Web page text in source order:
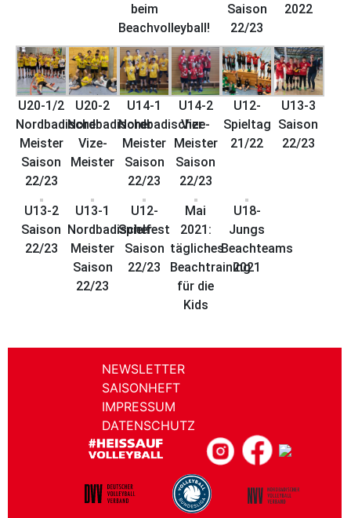
beim
Beachvolleyball!
Saison
22/23
2022
U20-1/2
Nordbadischer
Meister
Saison
22/23
U20-2
Nordbadischer
Vize-
Meister
U14-1
Nordbadischer
Meister
Saison
22/23
U14-2
Vize-
Meister
Saison
22/23
U12-
Spieltag
21/22
U13-3
Saison
22/23
U13-2
Saison
22/23
U13-1
Nordbadischer
Meister
Saison
22/23
U12-
Spielfest
Saison
22/23
Mai
2021:
tägliches
Beachtraining
für die
Kids
U18-
Jungs
Beachteams
2021
NEWSLETTER
SAISONHEFT
IMPRESSUM
DATENSCHUTZ